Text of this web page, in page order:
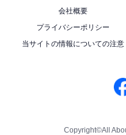
会社概要
プライバシーポリシー
当サイトの情報についての注意
Copyright©All